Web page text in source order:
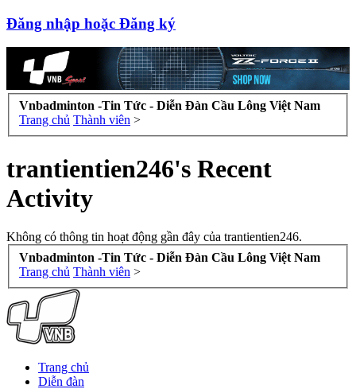
Đăng nhập hoặc Đăng ký
Vnbadminton -Tin Tức - Diễn Đàn Cầu Lông Việt Nam
Trang chủ Thành viên >
trantientien246's Recent
Activity
Không có thông tin hoạt động gần đây của trantientien246.
Vnbadminton -Tin Tức - Diễn Đàn Cầu Lông Việt Nam
Trang chủ Thành viên >
Trang chủ
Diễn đàn